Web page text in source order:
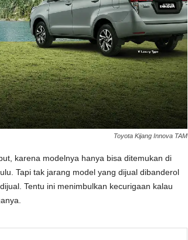
Toyota Kijang Innova TAM
karena modelnya hanya bisa ditemukan di
Tapi tak jarang model yang dijual dibanderol
Tentu ini menimbulkan kecurigaan kalau